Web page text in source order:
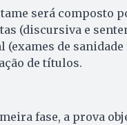
será composto
(discursiva e
(exames de
de títulos.
fase, a prova